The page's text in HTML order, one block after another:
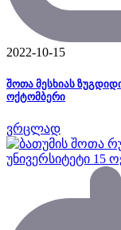
2022-10-15
შოთა მესხიას
ოქტომბერი
ვრცლად